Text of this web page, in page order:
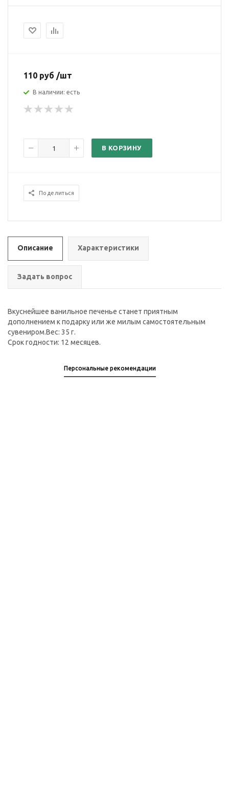
110 руб /шт
В наличии: есть
В КОРЗИНУ
Поделиться
Описание Характеристики
Задать вопрос
Вкуснейшее ванильное печенье станет приятным
дополнением к подарку или же милым самостоятельным
сувениром.Вес: 35 г.
Срок годности: 12 месяцев.
Персональные рекомендации